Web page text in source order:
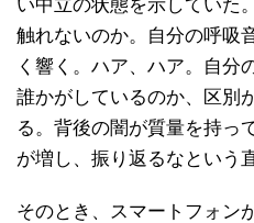
い中立の状態を示していた
触れないのか。自分の呼吸
く響く。ハア、ハア。自分
誰かがしているのか、区別
る。背後の闇が質量を持っ
が増し、振り返るなという
そのとき、スマートフォン